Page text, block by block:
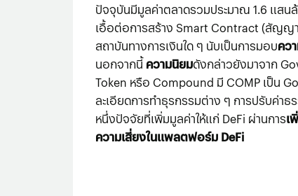
ปัจจุบันมีมูลค่าตลาดรวมประมาณ 1.6 แสน
เอื้อต่อการสร้าง Smart Contract (สัญญ
สถาบันทางการเงินใด ๆ นับเป็นการมอบคว
นอกจากนี้ ความนิยมดังกล่าวยังมาจาก
Token หรือ Compound มี COMP เป็น
ละเอียดการทำธุรกรรมต่าง ๆ การปรับค่า
หนึ่งปัจจัยที่เพิ่มมูลค่าให้แก่ DeFi ผ่านการเ
ความเสี่ยงในแพลตฟอร์ม DeFi